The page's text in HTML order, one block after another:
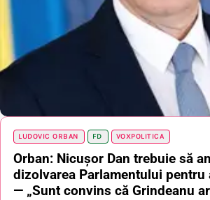
LUDOVIC ORBAN FD VOXPOLITICA
Orban: Nicușor Dan trebuie să
dizolvarea Parlamentului pentru
— „Sunt convins că Grindeanu